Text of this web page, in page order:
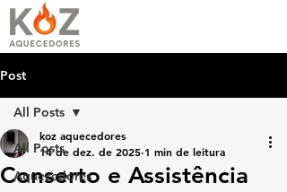
Post
All Posts
Aquecedores
All Posts
Conserto e Assistência
koz aquecedores
14 de dez. de 2025 1 min de leitura